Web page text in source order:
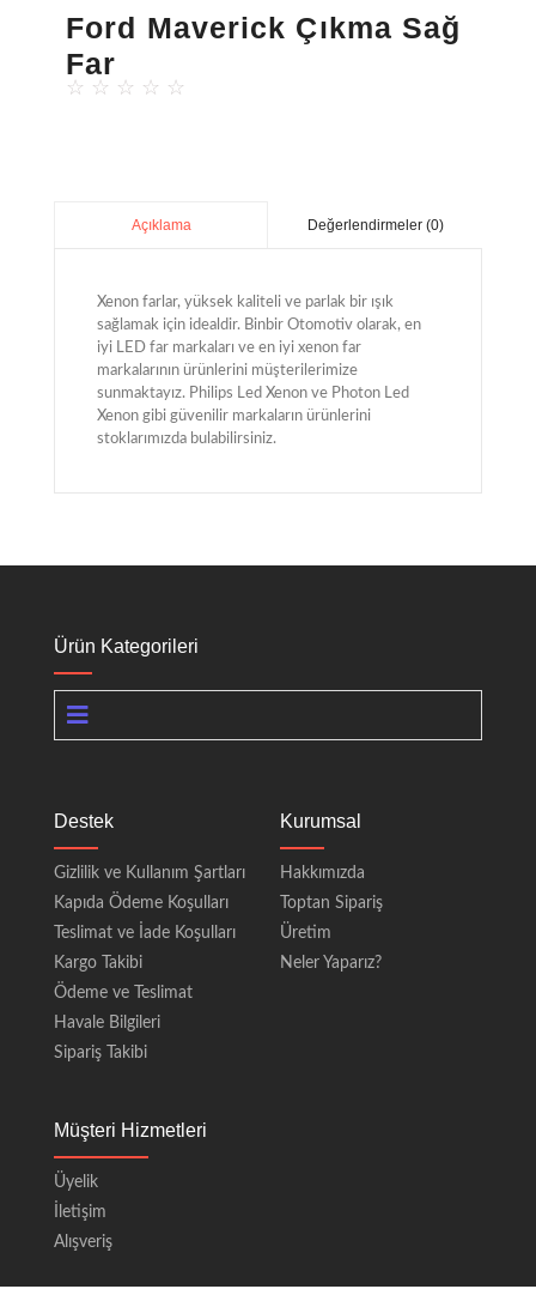
Ford Maverick Çıkma Sağ
Far
☆ ☆ ☆ ☆ ☆
Açıklama Değerlendirmeler (0)
Xenon farlar, yüksek kaliteli ve parlak bir ışık
sağlamak için idealdir. Binbir Otomotiv olarak, en
iyi LED far markaları ve en iyi xenon far
markalarının ürünlerini müşterilerimize
sunmaktayız. Philips Led Xenon ve Photon Led
Xenon gibi güvenilir markaların ürünlerini
stoklarımızda bulabilirsiniz.
Ürün Kategorileri
Destek
Gizlilik ve Kullanım Şartları
Kapıda Ödeme Koşulları
Teslimat ve İade Koşulları
Kargo Takibi
Ödeme ve Teslimat
Havale Bilgileri
Sipariş Takibi
Kurumsal
Hakkımızda
Toptan Sipariş
Üretim
Neler Yaparız?
Müşteri Hizmetleri
Üyelik
İletişim
Alışveriş